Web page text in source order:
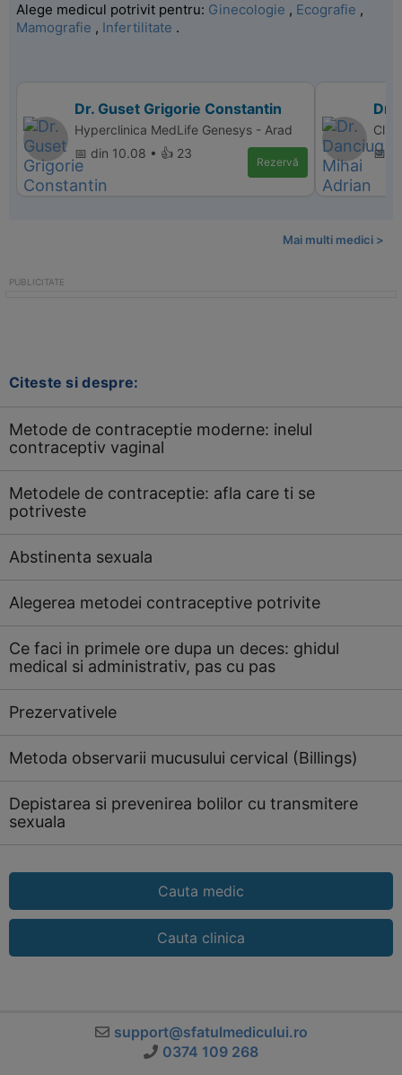
Alege medicul potrivit pentru: Ginecologie , Ecografie ,
Mamografie , Infertilitate .
Dr. Guset Grigorie Constantin
Hyperclinica MedLife Genesys - Arad
📅 din 10.08 • 👍 23
Rezervă
Dr.
📅
Mai multi medici >
Citeste si despre:
Metode de contraceptie moderne: inelul
contraceptiv vaginal
Metodele de contraceptie: afla care ti se
potriveste
Abstinenta sexuala
Alegerea metodei contraceptive potrivite
Ce faci in primele ore dupa un deces: ghidul
medical si administrativ, pas cu pas
Prezervativele
Metoda observarii mucusului cervical (Billings)
Depistarea si prevenirea bolilor cu transmitere
sexuala
Cauta medic
Cauta clinica
support@sfatulmedicului.ro
0374 109 268